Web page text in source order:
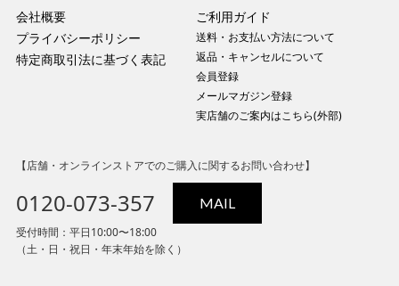
会社概要
プライバシーポリシー
特定商取引法に基づく表記
ご利用ガイド
送料・お支払い方法について
返品・キャンセルについて
会員登録
メールマガジン登録
実店舗のご案内はこちら(外部)
【店舗・オンラインストアでのご購入に関するお問い合わせ】
0120-073-357 MAIL
受付時間：平日10:00〜18:00
（土・日・祝日・年末年始を除く）